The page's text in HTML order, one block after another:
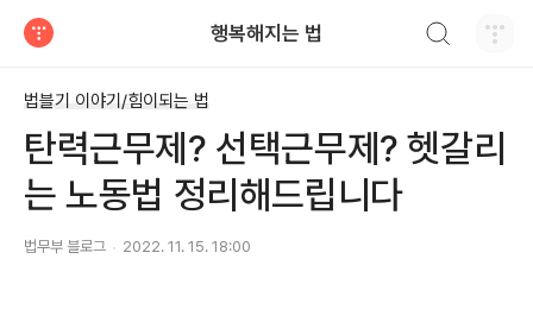
행복해지는 법
법블기 이야기/힘이되는 법
탄력근무제? 선택근무제? 헷갈리
는 노동법 정리해드립니다
법무부 블로그 2022. 11. 15. 18:00